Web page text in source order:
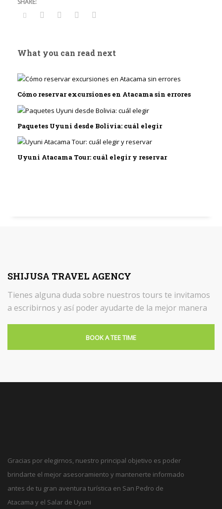
What you can read next
Cómo reservar excursiones en Atacama sin errores
Paquetes Uyuni desde Bolivia: cuál elegir
Uyuni Atacama Tour: cuál elegir y reservar
SHIJUSA TRAVEL AGENCY
Tienes alguna duda sobre nuestros tours te invitamos
a escribirnos y así poder ayudarte de la mejor manera
BOOK A TEE TIME
Gracias por elegirnos, nuestro principal objetivo es poder
brindarte el mejor asesoramiento y mantenerte informado
antes de tu gran aventura turística en San Pedro de
Atacama y el Salar de Uyuni